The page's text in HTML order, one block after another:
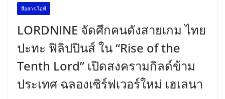
สื่อสาร-ไอที
LORDNINE จัดศึกคนดังสายเกม ไทย
ปะทะ ฟิลิปปินส์ ใน “Rise of the
Tenth Lord” เปิดสงครามกิลด์ข้าม
ประเทศ ฉลองเซิร์ฟเวอร์ใหม่ เฮเลนา